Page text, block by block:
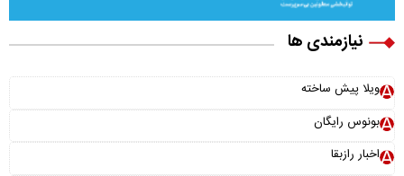
نیازمندی ها
ویلا پیش ساخته
بونوس رایگان
اخبار رازبقا